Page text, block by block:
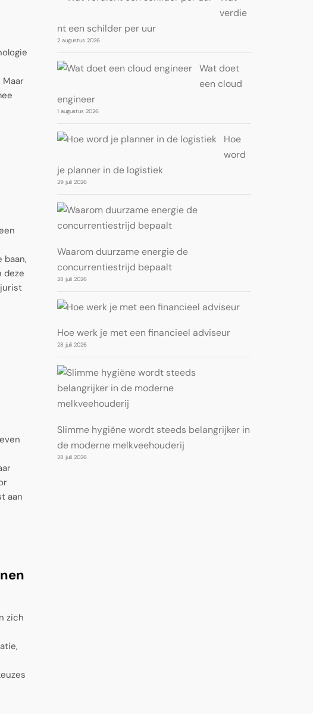
baan,
deze
aan
zich
verdie
nt een schilder per uur
2 augustus 2026
Wat doet
een cloud
engineer
1 augustus 2026
Hoe
word
je planner in de logistiek
29 juli 2026
Waarom duurzame energie de
concurrentiestrijd bepaalt
28 juli 2026
Hoe werk je met een financieel adviseur
28 juli 2026
Slimme hygiëne wordt steeds belangrijker in
de moderne melkveehouderij
28 juli 2026